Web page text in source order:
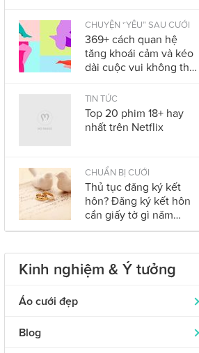
CHUYỆN “YÊU” SAU CƯỚI
369+ cách quan hệ
tăng khoái cảm và kéo
dài cuộc vui không thể
2023
TIN TỨC
Top 20 phim 18+ hay
nhất trên Netflix
CHUẨN BỊ CƯỚI
Thủ tục đăng ký kết
hôn? Đăng ký kết hôn
cần giấy tờ gì năm
2023?
Kinh nghiệm & Ý tưởng
Áo cưới đẹp
Áo dài cưới
319
Blog